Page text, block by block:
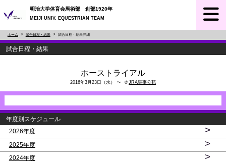
明治大学体育会馬術部 創部1920年
MEIJI UNIV. EQUESTRIAN TEAM
ホーム 試合日程・結果 試合日程・結果詳細
試合日程・結果
ホーストライアル
2016年3月23日（水） 〜 ＠JRA馬事公苑
年度別スケジュール
2026年度
>
2025年度 >
2024年度 >